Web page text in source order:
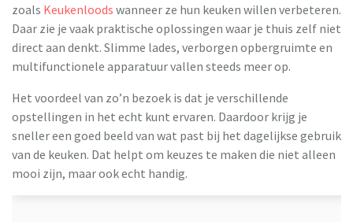
zoals Keukenloods wanneer ze hun keuken willen verbeteren.
Daar zie je vaak praktische oplossingen waar je thuis zelf niet
direct aan denkt. Slimme lades, verborgen opbergruimte en
multifunctionele apparatuur vallen steeds meer op.
Het voordeel van zo’n bezoek is dat je verschillende
opstellingen in het echt kunt ervaren. Daardoor krijg je
sneller een goed beeld van wat past bij het dagelijkse gebruik
van de keuken. Dat helpt om keuzes te maken die niet alleen
mooi zijn, maar ook echt handig.